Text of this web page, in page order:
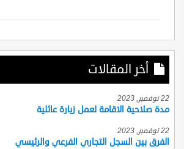
أخر المقالات
22 نوفمبر, 2023
مدة صلاحية الاقامة لعمل زيارة عائلية
22 نوفمبر, 2023
الفرق بين السجل التجاري الفرعي والرئيسي